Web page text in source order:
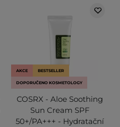
AKCE BESTSELLER
DOPORUČENO KOSMETOLOGY
COSRX - Aloe Soothing
Sun Cream SPF
50+/PA+++ - Hydratační